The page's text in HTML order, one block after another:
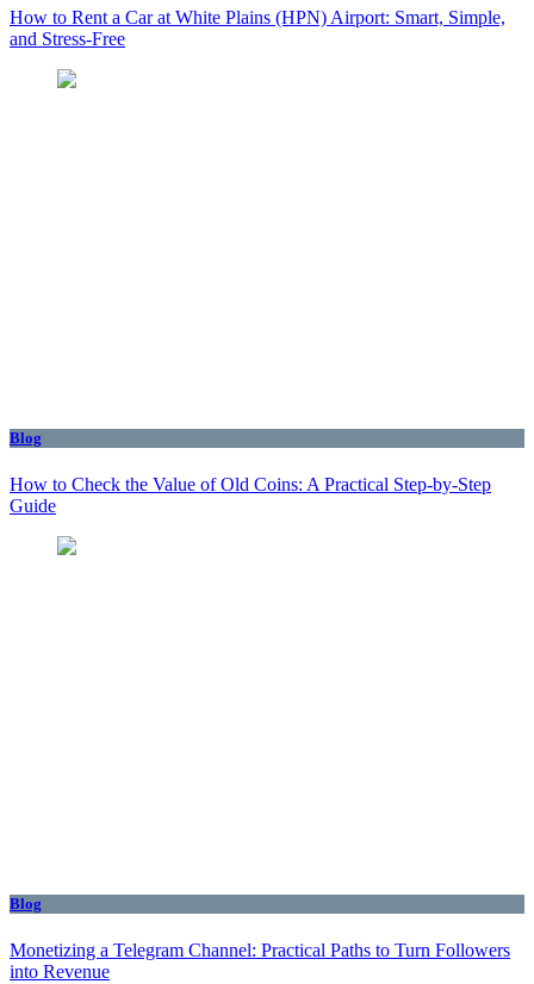
How to Rent a Car at White Plains (HPN) Airport: Smart, Simple,
and Stress-Free
Blog
How to Check the Value of Old Coins: A Practical Step-by-Step
Guide
Blog
Monetizing a Telegram Channel: Practical Paths to Turn Followers
into Revenue